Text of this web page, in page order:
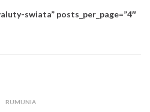
swiata” posts_per_page=”4″
RUMUNIA